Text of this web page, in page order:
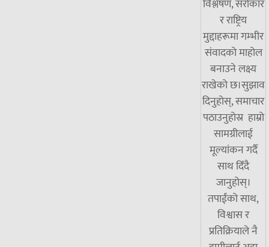
विश्लेषण, सरोकार
र राष्ट्रिय
मुद्दाहरूमा गम्भीर
संवादको माहोल
बनाउने लक्ष्य
राखेको छ।सुझाव
दिनुहोस्, समाचार
पठाउनुहोस्र हाम्रो
सामग्रीलाई
मूल्यांकन गर्दै
साथ दिँदै
जानुहोस्।
तपाईंको साथ,
विश्वास र
प्रतिक्रियाले नै